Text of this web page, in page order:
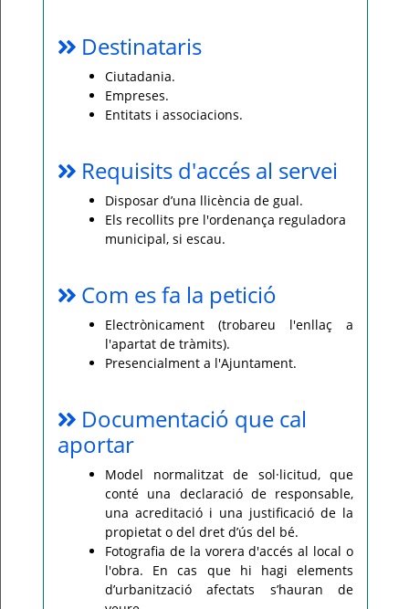
ajuntament.
Destinataris
Ciutadania.
Empreses.
Entitats i associacions.
Requisits d'accés al servei
Disposar d’una llicència de gual.
Els recollits pre l'ordenança reguladora
municipal, si escau.
Com es fa la petició
Electrònicament (trobareu l'enllaç a
l'apartat de tràmits).
Presencialment a l'Ajuntament.
Documentació que cal
aportar
Model normalitzat de sol·licitud, que
conté una declaració de responsable,
una acreditació i una justificació de la
propietat o del dret d’ús del bé.
Fotografia de la vorera d'accés al local o
l'obra. En cas que hi hagi elements
d’urbanització afectats s’hauran de